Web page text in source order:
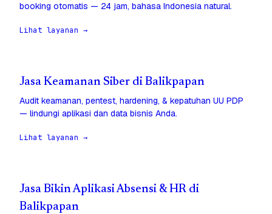
booking otomatis — 24 jam, bahasa Indonesia natural.
Lihat layanan →
Jasa Keamanan Siber di Balikpapan
Audit keamanan, pentest, hardening, & kepatuhan UU PDP
— lindungi aplikasi dan data bisnis Anda.
Lihat layanan →
Jasa Bikin Aplikasi Absensi & HR di
Balikpapan